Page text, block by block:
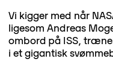
Vi kigger med når
ligesom Andreas
ombord på ISS,
i et gigantisk